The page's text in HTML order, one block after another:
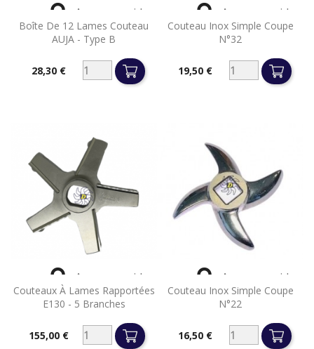
Boîte De 12 Lames Couteau
AUJA - Type B
Prix28,30 €
 Aperçu rapide
Couteau Inox Simple Coupe
N°32
19,50 €
 Aperçu rapide
Couteaux À Lames Rapportées
E130 - 5 Branches
Prix155,00 €
 Aperçu rapide
Couteau Inox Simple Coupe
N°22
16,50 €
 Aperçu rapide